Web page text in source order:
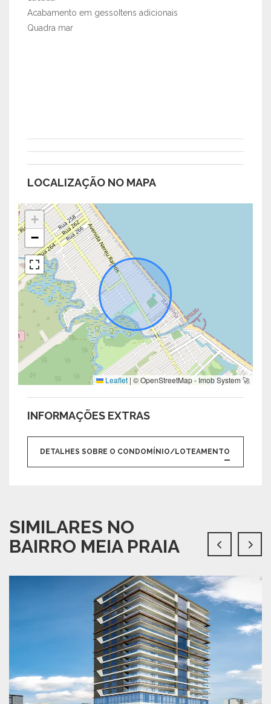
Acabamento em gessoItens adicionais
Quadra mar
LOCALIZAÇÃO NO MAPA
+
−
Leaflet | © OpenStreetMap - Imob System 🚀
INFORMAÇÕES EXTRAS
DETALHES SOBRE O CONDOMÍNIO/LOTEAMENTO
SIMILARES NO
BAIRRO MEIA PRAIA